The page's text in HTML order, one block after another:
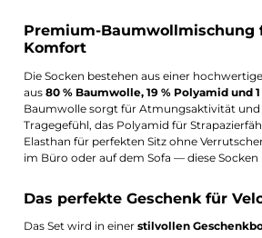
Premium-Baumwollmischung
Komfort
Die Socken bestehen aus einer
aus80 % Baumwolle, 19 % Polyamid und
Baumwolle sorgt für Atmungsaktivität und
Tragegefühl, das Polyamid für
Elasthan für perfekten Sitz ohne
im Büro oder auf dem Sofa — diese
Das perfekte Geschenk für
Das Set wird in einerstilvollen